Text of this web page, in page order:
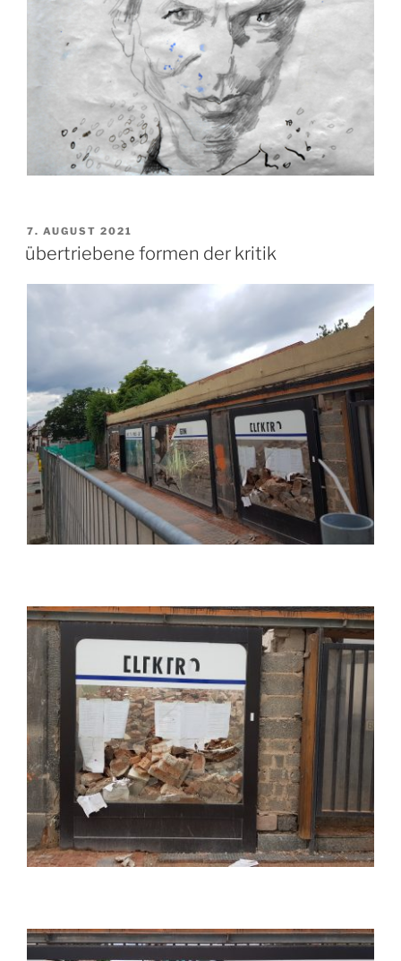
VERÖFFENTLICHT
AM
7. AUGUST 2021
übertriebene formen der kritik